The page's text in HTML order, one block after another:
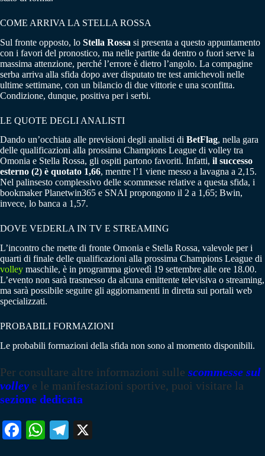
COME ARRIVA LA STELLA ROSSA
Sul fronte opposto, lo Stella Rossa si presenta a questo appuntamento
con i favori del pronostico, ma nelle partite da dentro o fuori serve la
massima attenzione, perché l’errore è dietro l’angolo. La compagine
serba arriva alla sfida dopo aver disputato tre test amichevoli nelle
ultime settimane, con un bilancio di due vittorie e una sconfitta.
Condizione, dunque, positiva per i serbi.
LE QUOTE DEGLI ANALISTI
Dando un’occhiata alle previsioni degli analisti di BetFlag, nella gara
delle qualificazioni alla prossima Champions League di volley tra
Omonia e Stella Rossa, gli ospiti partono favoriti. Infatti, il successo
esterno (2) è quotato 1,66, mentre l’1 viene messo a lavagna a 2,15.
Nel palinsesto complessivo delle scommesse relative a questa sfida, i
bookmaker Planetwin365 e SNAI propongono il 2 a 1,65; Bwin,
invece, lo banca a 1,57.
DOVE VEDERLA IN TV E STREAMING
L’incontro che mette di fronte Omonia e Stella Rossa, valevole per i
quarti di finale delle qualificazioni alla prossima Champions League di
volley maschile, è in programma giovedì 19 settembre alle ore 18.00.
L’evento non sarà trasmesso da alcuna emittente televisiva o streaming,
ma sarà possibile seguire gli aggiornamenti in diretta sui portali web
specializzati.
PROBABILI FORMAZIONI
Le probabili formazioni della sfida non sono al momento disponibili.
Per consultare altre informazioni sulle scommesse sul
volley e le manifestazioni sportive, puoi visitare la
sezione dedicata
Fa W
Te